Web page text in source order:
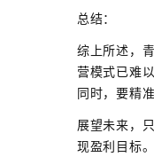
总结：
综上所述，
营模式已难
同时，要精
展望未来，
现盈利目标